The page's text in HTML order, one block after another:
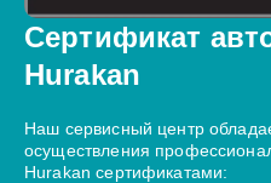
Сертификат
Hurakan
Наш сервисный центр
осуществления
Hurakan сертификатами: